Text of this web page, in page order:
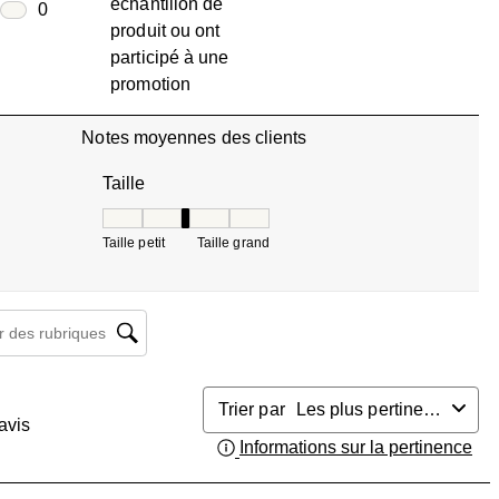
0 avis avec 2 étoiles.
0
0 avis avec 1 étoile.
échantillon de
produit ou ont
participé à une
promotion
Notes moyennes des clients
Taille
Taille petit Taille grand
de sujet et d'avis
Trier par
Les plus pertinents
Informations sur la pertinence